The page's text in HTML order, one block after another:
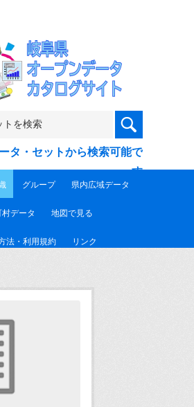
タ・セットから検索可能で
す
グループ 県内広域データ
データ 地図で見る
法・利用規約 リンク